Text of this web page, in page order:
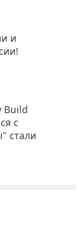
и
Build
с
стали